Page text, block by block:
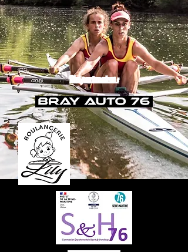
Nos partenaires :